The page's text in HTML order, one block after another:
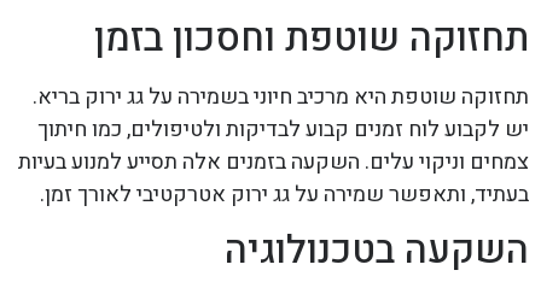
תחזוקה שוטפת וחסכון בזמן
תחזוקה שוטפת היא מרכיב חיוני בשמירה על גג ירוק בריא.
יש לקבוע לוח זמנים קבוע לבדיקות ולטיפולים, כמו חיתוך
צמחים וניקוי עלים. השקעה בזמנים אלה תסייע למנוע בעיות
בעתיד, ותאפשר שמירה על גג ירוק אטרקטיבי לאורך זמן.
השקעה בטכנולוגיה